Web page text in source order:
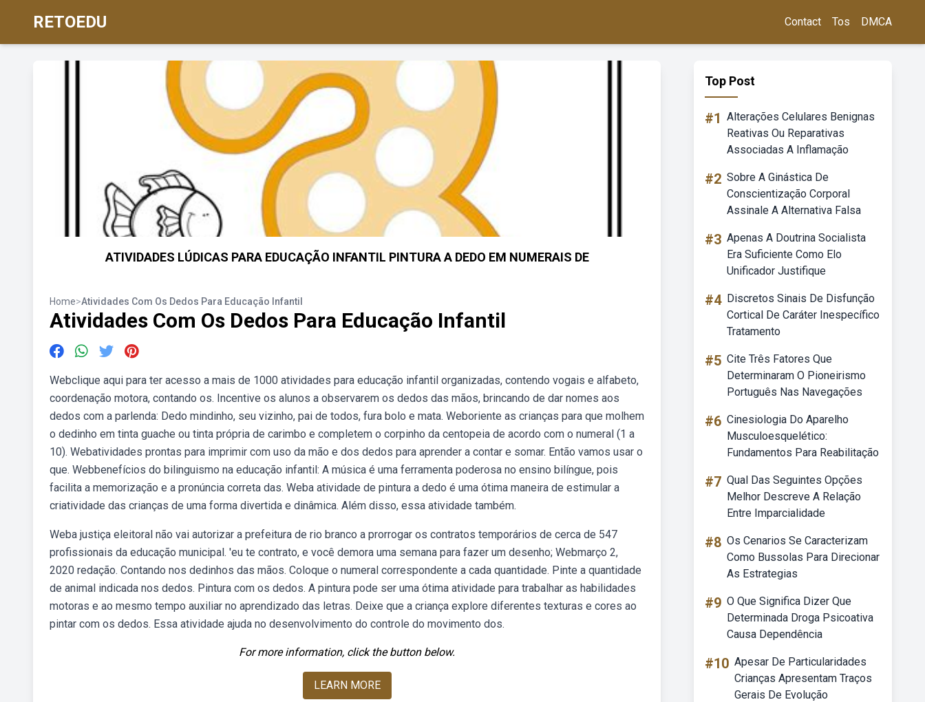
RETOEDU Contact Tos DMCA
ATIVIDADES LÚDICAS PARA EDUCAÇÃO INFANTIL PINTURA A DEDO EM NUMERAIS DE
Home>Atividades Com Os Dedos Para Educação Infantil
Atividades Com Os Dedos Para Educação Infantil
Webclique aqui para ter acesso a mais de 1000 atividades para educação infantil organizadas, contendo vogais e alfabeto,
coordenação motora, contando os. Incentive os alunos a observarem os dedos das mãos, brincando de dar nomes aos
dedos com a parlenda: Dedo mindinho, seu vizinho, pai de todos, fura bolo e mata. Weboriente as crianças para que molhem
o dedinho em tinta guache ou tinta própria de carimbo e completem o corpinho da centopeia de acordo com o numeral (1 a
10). Webatividades prontas para imprimir com uso da mão e dos dedos para aprender a contar e somar. Então vamos usar o
que. Webbenefícios do bilinguismo na educação infantil: A música é uma ferramenta poderosa no ensino bilíngue, pois
facilita a memorização e a pronúncia correta das. Weba atividade de pintura a dedo é uma ótima maneira de estimular a
criatividade das crianças de uma forma divertida e dinâmica. Além disso, essa atividade também.
Weba justiça eleitoral não vai autorizar a prefeitura de rio branco a prorrogar os contratos temporários de cerca de 547
profissionais da educação municipal. 'eu te contrato, e você demora uma semana para fazer um desenho; Webmarço 2,
2020 redação. Contando nos dedinhos das mãos. Coloque o numeral correspondente a cada quantidade. Pinte a quantidade
de animal indicada nos dedos. Pintura com os dedos. A pintura pode ser uma ótima atividade para trabalhar as habilidades
motoras e ao mesmo tempo auxiliar no aprendizado das letras. Deixe que a criança explore diferentes texturas e cores ao
pintar com os dedos. Essa atividade ajuda no desenvolvimento do controle do movimento dos.
For more information, click the button below.
LEARN MORE
Top Post
#1 Alterações Celulares Benignas
Reativas Ou Reparativas
Associadas A Inflamação
#2 Sobre A Ginástica De
Conscientização Corporal
Assinale A Alternativa Falsa
#3 Apenas A Doutrina Socialista
Era Suficiente Como Elo
Unificador Justifique
#4 Discretos Sinais De Disfunção
Cortical De Caráter Inespecífico
Tratamento
#5 Cite Três Fatores Que
Determinaram O Pioneirismo
Português Nas Navegações
#6 Cinesiologia Do Aparelho
Musculoesquelético:
Fundamentos Para Reabilitação
#7 Qual Das Seguintes Opções
Melhor Descreve A Relação
Entre Imparcialidade
#8 Os Cenarios Se Caracterizam
Como Bussolas Para Direcionar
As Estrategias
#9 O Que Significa Dizer Que
Determinada Droga Psicoativa
Causa Dependência
#10 Apesar De Particularidades
Crianças Apresentam Traços
Gerais De Evolução